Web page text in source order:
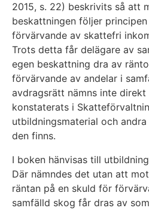
2015, s. 22) beskrivits så att
beskattningen följer
förvärvande av skattefri
Trots detta får delägare av
egen beskattning dra av
förvärvande av andelar i
avdragsrätt nämns inte
konstaterats i
utbildningsmaterial och
den finns.
I boken hänvisas till
Där nämndes det utan att
räntan på en skuld för
samfälld skog får dras av